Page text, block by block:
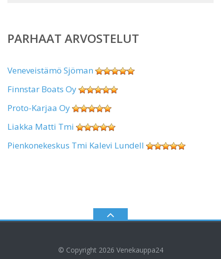
PARHAAT ARVOSTELUT
Veneveistämö Sjöman
Finnstar Boats Oy
Proto-Karjaa Oy
Liakka Matti Tmi
Pienkonekeskus Tmi Kalevi Lundell
© Copyright 2026 Venekauppa24